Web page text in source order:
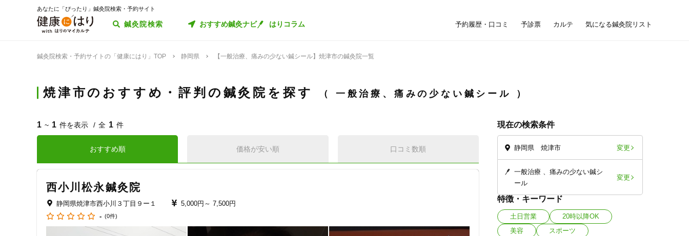
あなたに「ぴったり」鍼灸院検索・予約サイト
鍼灸院検索 おすすめ鍼灸ナビ はりコラム 予約履歴・口コミ 予診票 カルテ 気になる鍼灸院リスト
鍼灸院検索・予約サイトの「健康にはり」TOP 静岡県 【一般治療、痛みの少ない鍼シール】焼津市の鍼灸院一覧
焼津市のおすすめ・評判の鍼灸院を探す 一般治療、痛みの少ない鍼シール
現在の検索条件
静岡県 焼津市 変更
一般治療
痛みの少ない鍼シ
ール
変更
特徴・キーワード
土日営業
20時以降OK
美容
スポーツ
1 ~ 1 件を表示 全 1 件
おすすめ順 価格が安い順 口コミ数順
西小川松永鍼灸院
静岡県焼津市西小川３丁目９ー１ 5,000円～ 7,500円
- (0件)